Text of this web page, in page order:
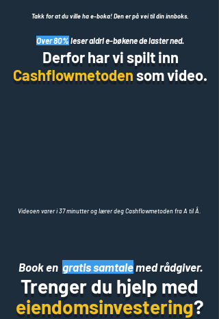
Takk for at du ville ha e-boka! Den er på vei til din innboks.
Over 80% leser aldri e-bøkene de laster ned.
Derfor har vi spilt inn
Cashflowmetodensom video.
Videoen varer i 37 minutter og lærer deg Cashflowmetoden fra A til Å.
Book en gratis samtalemed rådgiver.
Trenger du hjelp med
eiendomsinvestering?